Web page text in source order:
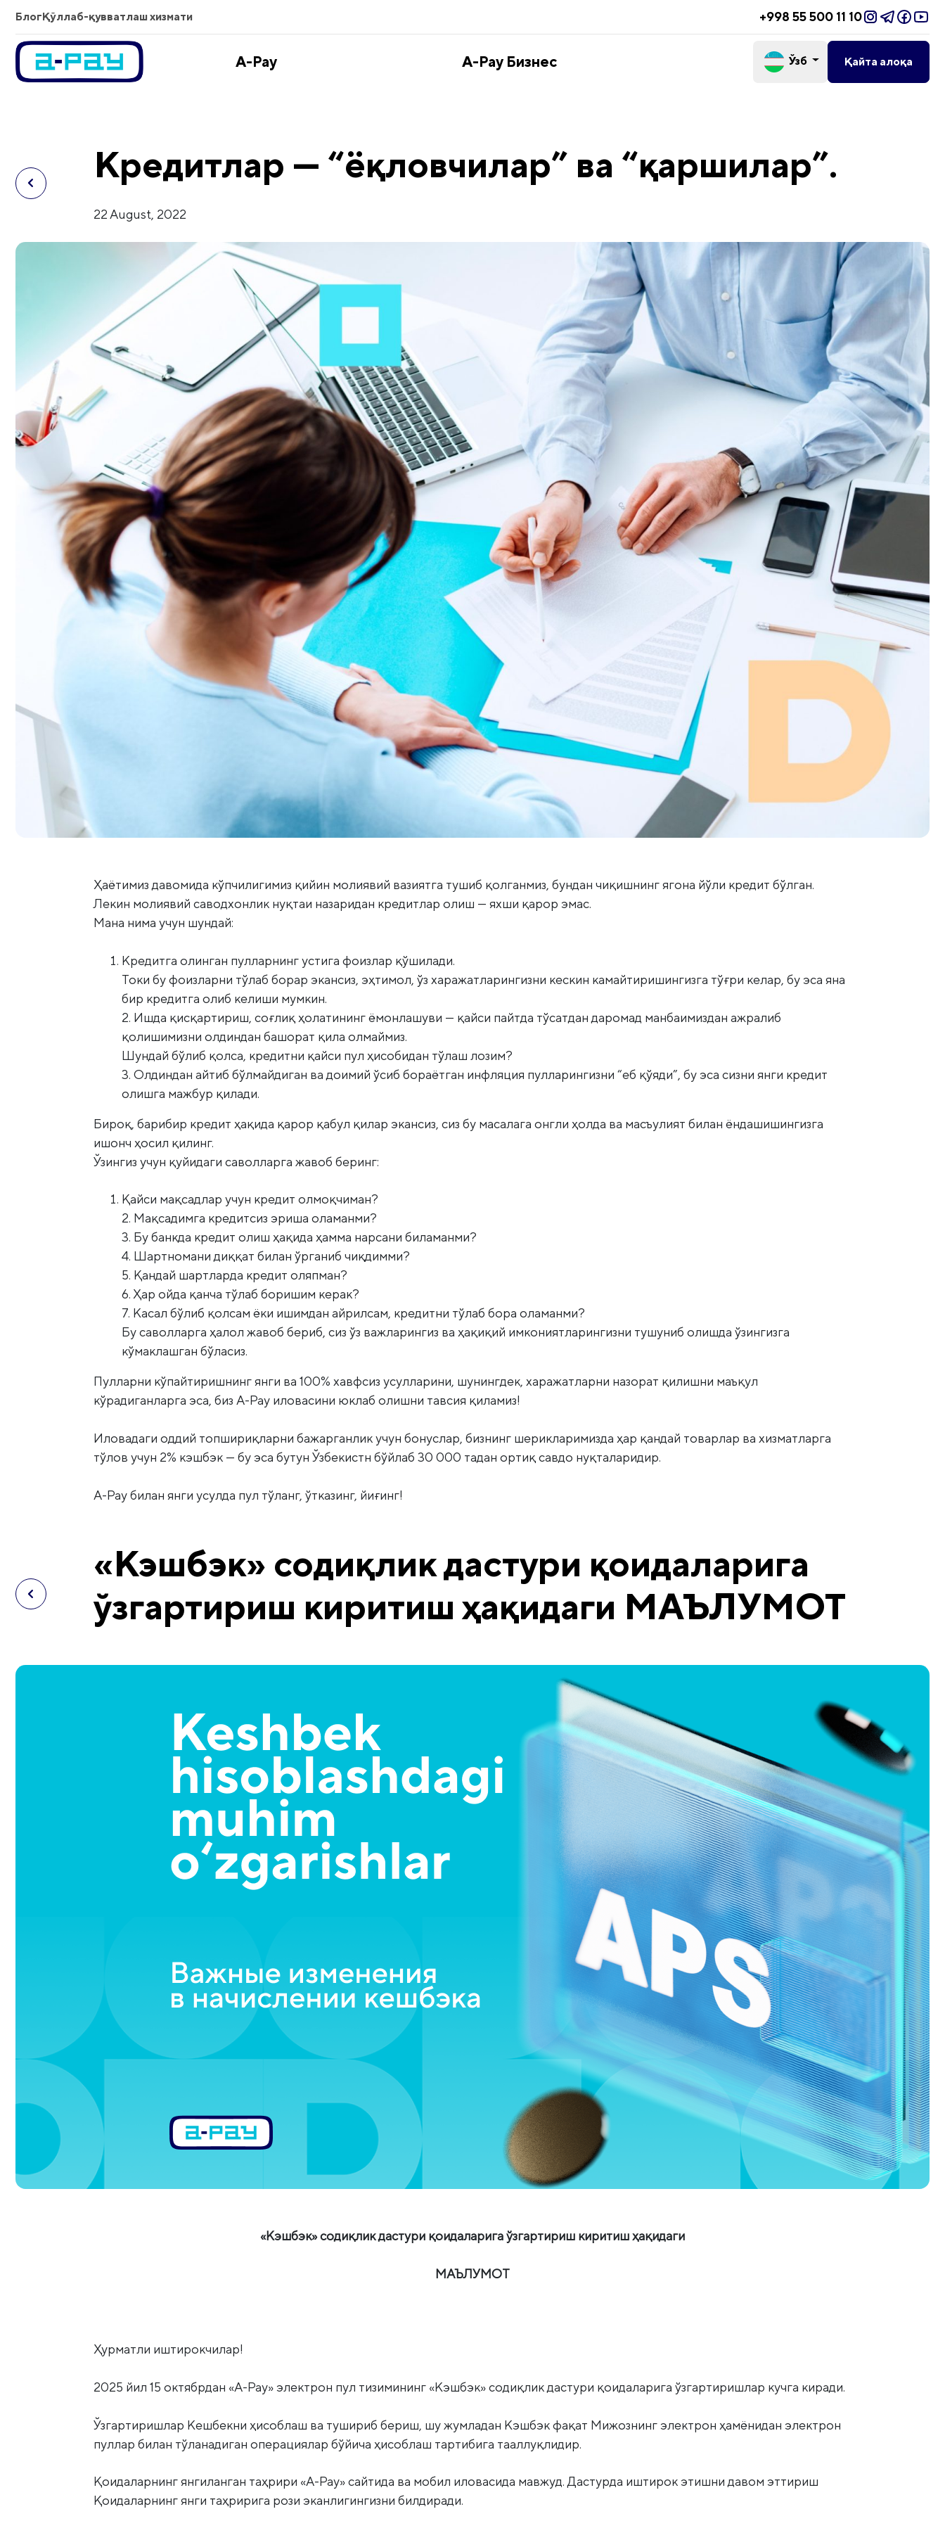
БлогҚўллаб-қувватлаш хизмати +998 55 500 11 10
A-Pay A-Pay Бизнес Ўзб Қайта алоқа
Кредитлар — “ёқловчилар” ва “қаршилар”.
22 August, 2022
Ҳаётимиз давомида кўпчилигимиз қийин молиявий вазиятга тушиб қолганмиз, бундан чиқишнинг ягона йўли кредит бўлган.
Лекин молиявий саводхонлик нуқтаи назаридан кредитлар олиш — яхши қарор эмас.
Мана нима учун шундай:
Кредитга олинган пулларнинг устига фоизлар қўшилади.
Токи бу фоизларни тўлаб борар экансиз, эҳтимол, ўз харажатларингизни кескин камайтиришингизга тўғри келар, бу эса яна
бир кредитга олиб келиши мумкин.
2. Ишда қисқартириш, соғлиқ ҳолатининг ёмонлашуви — қайси пайтда тўсатдан даромад манбаимиздан ажралиб
қолишимизни олдиндан башорат қила олмаймиз.
Шундай бўлиб қолса, кредитни қайси пул ҳисобидан тўлаш лозим?
3. Олдиндан айтиб бўлмайдиган ва доимий ўсиб бораётган инфляция пулларингизни “еб қўяди”, бу эса сизни янги кредит
олишга мажбур қилади.
Бироқ, барибир кредит ҳақида қарор қабул қилар экансиз, сиз бу масалага онгли ҳолда ва масъулият билан ёндашишингизга
ишонч ҳосил қилинг.
Ўзингиз учун қуйидаги саволларга жавоб беринг:
Қайси мақсадлар учун кредит олмоқчиман?
2. Мақсадимга кредитсиз эриша оламанми?
3. Бу банкда кредит олиш ҳақида ҳамма нарсани биламанми?
4. Шартномани диққат билан ўрганиб чиқдимми?
5. Қандай шартларда кредит оляпман?
6. Ҳар ойда қанча тўлаб боришим керак?
7. Касал бўлиб қолсам ёки ишимдан айрилсам, кредитни тўлаб бора оламанми?
Бу саволларга ҳалол жавоб бериб, сиз ўз важларингиз ва ҳақиқий имкониятларингизни тушуниб олишда ўзингизга
кўмаклашган бўласиз.
Пулларни кўпайтиришнинг янги ва 100% хавфсиз усулларини, шунингдек, харажатларни назорат қилишни маъқул
кўрадиганларга эса, биз A-Pay иловасини юклаб олишни тавсия қиламиз!
Иловадаги оддий топшириқларни бажарганлик учун бонуслар, бизнинг шерикларимизда ҳар қандай товарлар ва хизматларга
тўлов учун 2% кэшбэк — бу эса бутун Ўзбекистн бўйлаб 30 000 тадан ортиқ савдо нуқталаридир.
A-Pay билан янги усулда пул тўланг, ўтказинг, йиғинг!
«Кэшбэк» содиқлик дастури қоидаларига
ўзгартириш киритиш ҳақидаги МАЪЛУМОТ
«Кэшбэк» содиқлик дастури қоидаларига ўзгартириш киритиш ҳақидаги
МАЪЛУМОТ
Ҳурматли иштирокчилар!
2025 йил 15 октябрдан «А-Pay» электрон пул тизимининг «Кэшбэк» содиқлик дастури қоидаларига ўзгартиришлар кучга киради.
Ўзгартиришлар Кешбекни ҳисоблаш ва тушириб бериш, шу жумладан Кэшбэк фақат Мижознинг электрон ҳамёнидан электрон
пуллар билан тўланадиган операциялар бўйича ҳисоблаш тартибига тааллуқлидир.
Қоидаларнинг янгиланган таҳрири «А-Pay» сайтида ва мобил иловасида мавжуд. Дастурда иштирок этишни давом эттириш
Қоидаларнинг янги таҳририга рози эканлигингизни билдиради.